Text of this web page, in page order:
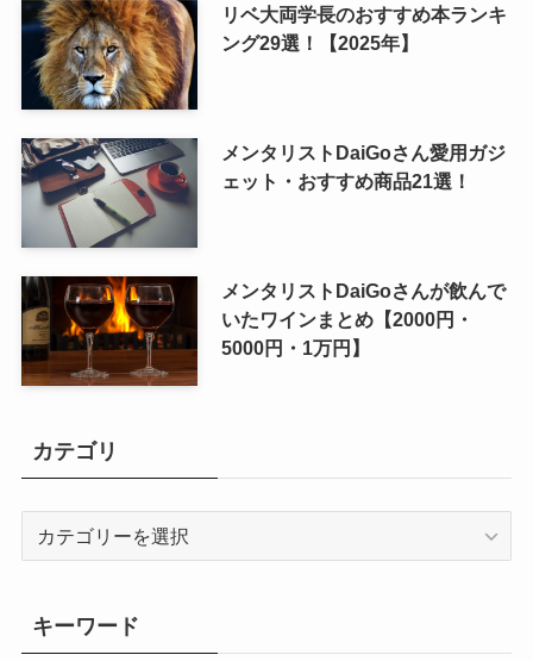
リベ大両学長のおすすめ本ランキ
ング29選！【2025年】
メンタリストDaiGoさん愛用ガジ
ェット・おすすめ商品21選！
メンタリストDaiGoさんが飲んで
いたワインまとめ【2000円・
5000円・1万円】
カテゴリ
キーワード